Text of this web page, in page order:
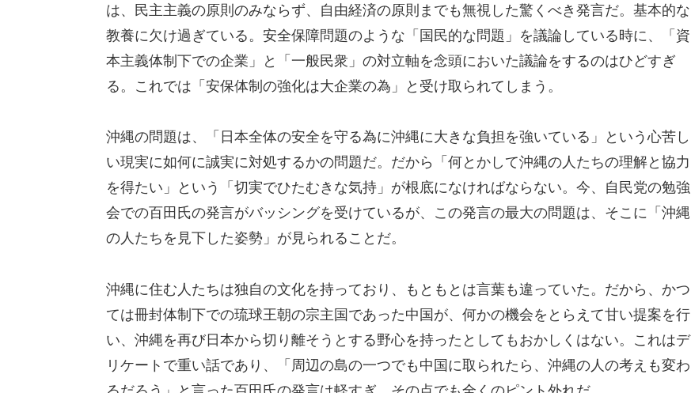
は、民主主義の原則のみならず、自由経済の原則までも無視した驚くべき発言だ。基本的な
教養に欠け過ぎている。安全保障問題のような「国民的な問題」を議論している時に、「資
本主義体制下での企業」と「一般民衆」の対立軸を念頭においた議論をするのはひどすぎ
る。これでは「安保体制の強化は大企業の為」と受け取られてしまう。
沖縄の問題は、「日本全体の安全を守る為に沖縄に大きな負担を強いている」という心苦し
い現実に如何に誠実に対処するかの問題だ。だから「何とかして沖縄の人たちの理解と協力
を得たい」という「切実でひたむきな気持」が根底になければならない。今、自民党の勉強
会での百田氏の発言がバッシングを受けているが、この発言の最大の問題は、そこに「沖縄
の人たちを見下した姿勢」が見られることだ。
沖縄に住む人たちは独自の文化を持っており、もともとは言葉も違っていた。だから、かつ
ては冊封体制下での琉球王朝の宗主国であった中国が、何かの機会をとらえて甘い提案を行
い、沖縄を再び日本から切り離そうとする野心を持ったとしてもおかしくはない。これはデ
リケートで重い話であり、「周辺の島の一つでも中国に取られたら、沖縄の人の考えも変わ